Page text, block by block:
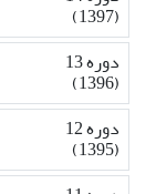
(1397)
دوره 13
(1396)
دوره 12
(1395)